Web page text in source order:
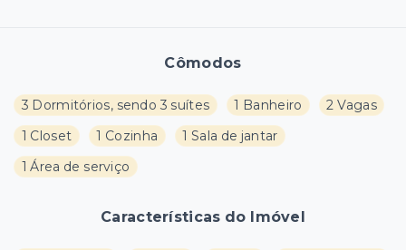
Cômodos
3 Dormitórios, sendo 3 suítes 1 Banheiro
2 Vagas
1 Closet
1 Cozinha
1 Sala de jantar
1 Área de serviço
Características do Imóvel